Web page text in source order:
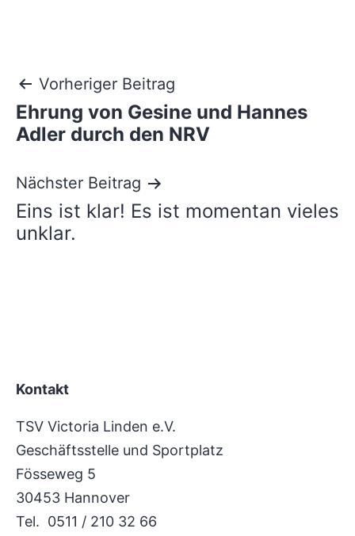
Beitragsnavigation
Vorheriger Beitrag
Ehrung von Gesine und Hannes
Adler durch den NRV
Nächster Beitrag
Eins ist klar! Es ist momentan vieles
unklar.
Kontakt
TSV Victoria Linden e.V.
Geschäftsstelle und Sportplatz
Fösseweg 5
30453 Hannover
Tel. 0511 / 210 32 66